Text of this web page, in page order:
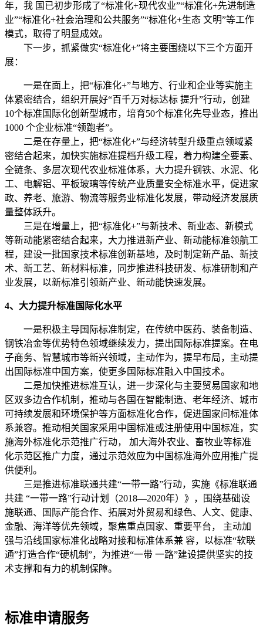
年，我 国已初步形成了“标准化+现代农业”“标准化+先进制造
业”“标准化+社会治理和公共服务”“标准化+生态 文明”等工作
模式，取得了明显成效。
下一步，抓紧做实“标准化+”将主要围绕以下三个方面开
展：
一是在面上，把“标准化+”与地方、行业和企业等实施主
体紧密结合，组织开展好“百千万对标达标 提升”行动，创建
10个标准国际化创新型城市，培育50个标准化先导业态，推出
1000 个企业标准“领跑者”。
二是在存量上，把“标准化+”与经济转型升级重点领域紧
密结合起来，加快实施标准提档升级工程，着力构建全要素、
全链条、多层次现代农业标准体系，大力提升钢铁、水泥、化
工、电解铝、平板玻璃等传统产业质量安全标准水平，促进家
政、养老、旅游、物流等服务业标准化发展，带动经济发展质
量整体跃升。
三是在增量上，把“标准化+”与新技术、新业态、新模式
等新动能紧密结合起来，大力推进新产业、新动能标准领航工
程，建设一批国家技术标准创新基地，及时制定新产品、新技
术、新工艺、新材料标准，同步推进科技研发、标准研制和产
业发展，以新标准引领新产业、新动能快速发展。
4、大力提升标准国际化水平
一是积极主导国际标准制定，在传统中医药、装备制造、
钢铁冶金等优势特色领域继续发力，提出国际标准提案。在电
子商务、智慧城市等新兴领域，主动作为，提早布局，主动提
出国际标准中国方案，使更多国际标准融入中国技术。
二是加快推进标准互认，进一步深化与主要贸易国家和地
区双多边合作机制，推动与各国在智能制造、老年经济、城市
可持续发展和环境保护等方面标准化合作，促进国家间标准体
系兼容。推动相关国家采用中国标准或注册使用中国标准，实
施海外标准化示范推广行动， 加大海外农业、畜牧业等标准
化示范区推广力度，通过示范效应为中国标准海外应用推广提
供便利。
三是推进标准联通共建“一带一路”行动，实施《标准联通
共建 “一带一路”行动计划（2018—2020年）》，围绕基础设
施联通、国际产能合作、拓展对外贸易和绿色、人文、健康、
金融、海洋等优先领域，聚焦重点国家、重要平台， 主动加
强与沿线国家标准化战略对接和标准体系兼 容，以标准“软联
通”打造合作“硬机制”，为推进“一带 一路”建设提供坚实的技
术支撑和有力的机制保障。
标准申请服务